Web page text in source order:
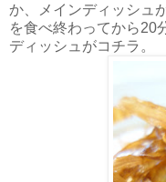
か、メインディッシュ
を食べ終わってから20
ディッシュがコチラ。